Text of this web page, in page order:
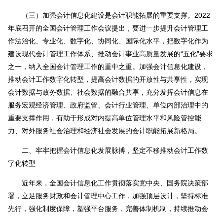
（三）加强会计信息化建设是会计职能拓展的重要支撑。2022
年底召开的全国会计管理工作会议提出，要进一步提升会计管理工
作法治化、专业化、数字化、协同化、国际化水平，把数字化作为
建设现代会计管理工作体系、推动会计事业高质量发展的“五化”要求
之一，纳入全国会计管理工作的重中之重。加强会计信息化建设，
推动会计工作数字化转型，提高会计数据的开放性与共享性，实现
会计数据与政务数据、社会数据的融合共享，充分发挥会计信息在
服务宏观经济管理、政府监管、会计行业管理、单位内部治理中的
重要支撑作用，有助于形成对内提高单位管理水平和风险管控能
力、对外服务社会治理和经济社会发展的会计职能拓展新格局。
二、牢牢把握会计信息化发展脉搏，坚定不移推动会计工作数
字化转型
近年来，全国会计信息化工作贯彻落实党中央、国务院决策部
署，立足服务财政和会计管理中心工作，加强顶层设计，坚持标准
先行，强化制度保障，塑强平台服务，完善体制机制，持续推动会